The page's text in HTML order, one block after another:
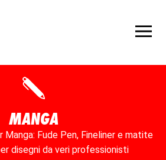
MANGA
Fude Pen, Fineliner e matite
disegni da veri professionisti